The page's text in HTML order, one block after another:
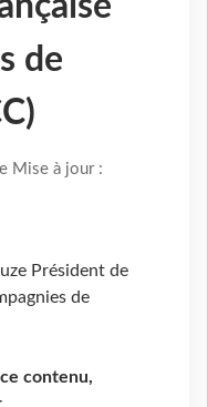
de
Mise à jour :
contenu,